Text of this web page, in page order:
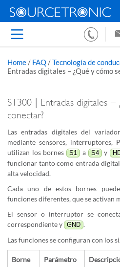
Home / FAQ /Tecnología de
Entradas digitales – ¿Qué y cómo
ST300 | Entradas digitales
conectar?
Las entradas digitales del
mediante sensores, interruptores,
utilizan los bornes S1 a S4 y
funcionar tanto como entrada
alta velocidad.
Cada uno de estos bornes
funciones diferentes, que se activan
El sensor o interruptor se
correspondiente y
GND .
Las funciones se configuran con los
Borne Parámetro